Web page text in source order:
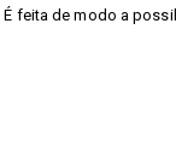
feita de modo a